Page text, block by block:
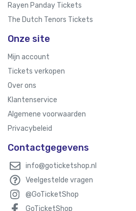
Rayen Panday Tickets
The Dutch Tenors Tickets
Onze site
Mijn account
Tickets verkopen
Over ons
Klantenservice
Algemene voorwaarden
Privacybeleid
Contactgegevens
info@goticketshop.nl
Veelgestelde vragen
@GoTicketShop
GoTicketShop